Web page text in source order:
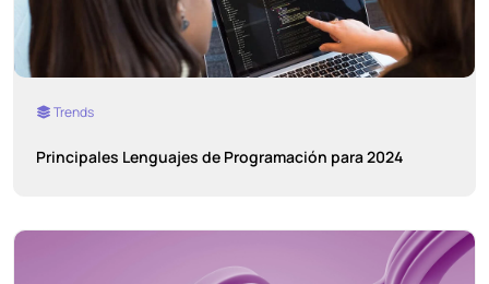
Trends
Principales Lenguajes de Programación para 2024